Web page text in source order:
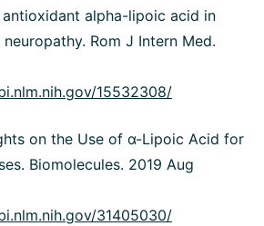
alpha-lipoic acid in
Rom J Intern Med.
15532308/
on the Use of α-Lipoic Acid for
Biomolecules. 2019 Aug
31405030/